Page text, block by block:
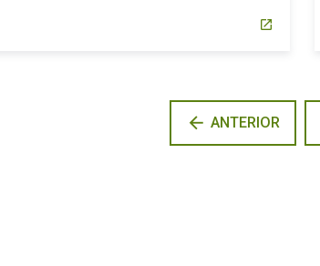
open_in_new
arrow_back ANTERIOR